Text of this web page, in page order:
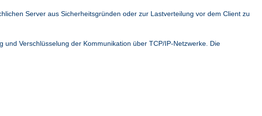
Server aus Sicherheitsgründen oder zur Lastverteilung vor dem Client zu
Verschlüsselung der Kommunikation über TCP/IP-Netzwerke. Die